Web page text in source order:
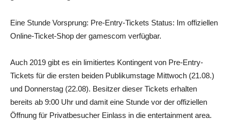
Eine Stunde Vorsprung: Pre-Entry-Tickets Status: Im offiziellen
Online-Ticket-Shop der gamescom verfügbar.
Auch 2019 gibt es ein limitiertes Kontingent von Pre-Entry-
Tickets für die ersten beiden Publikumstage Mittwoch (21.08.)
und Donnerstag (22.08). Besitzer dieser Tickets erhalten
bereits ab 9:00 Uhr und damit eine Stunde vor der offiziellen
Öffnung für Privatbesucher Einlass in die entertainment area.